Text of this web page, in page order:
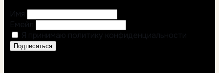
Имя
Емейл
Я принимаю политику конфиденциальности